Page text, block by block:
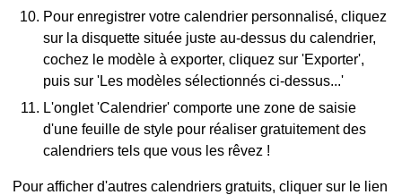
Pour enregistrer votre calendrier personnalisé, cliquez
sur la disquette située juste au-dessus du calendrier,
cochez le modèle à exporter, cliquez sur 'Exporter',
puis sur 'Les modèles sélectionnés ci-dessus...'
L'onglet 'Calendrier' comporte une zone de saisie
d'une feuille de style pour réaliser gratuitement des
calendriers tels que vous les rêvez !
Pour afficher d'autres calendriers gratuits, cliquer sur le lien